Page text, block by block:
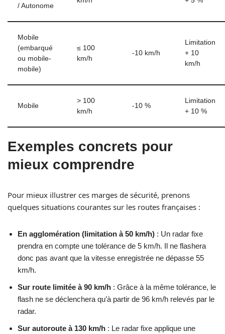
/ Autonome
Mobile
(embarqué
ou mobile-
mobile)
≤ 100
km/h
-10 km/h
Limitation
+ 10
km/h
Mobile
> 100
km/h
-10 %
Limitation
+ 10 %
Exemples concrets pour
mieux comprendre
Pour mieux illustrer ces marges de sécurité, prenons
quelques situations courantes sur les routes françaises :
En agglomération (limitation à 50 km/h) : Un radar fixe
prendra en compte une tolérance de 5 km/h. Il ne flashera
donc pas avant que la vitesse enregistrée ne dépasse 55
km/h.
Sur route limitée à 90 km/h : Grâce à la même tolérance, le
flash ne se déclenchera qu’à partir de 96 km/h relevés par le
radar.
Sur autoroute à 130 km/h : Le radar fixe applique une